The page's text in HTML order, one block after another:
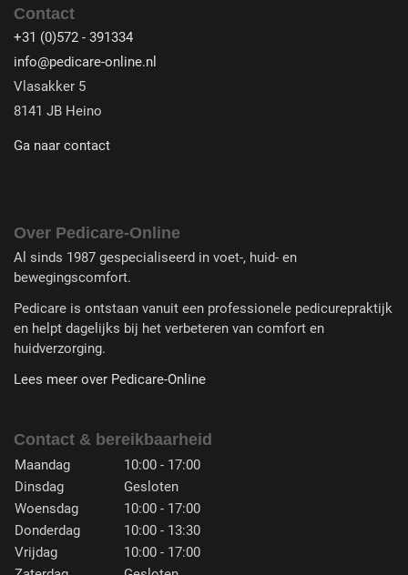
Contact
+31 (0)572 - 391334
info@pedicare-online.nl
Vlasakker 5
8141 JB Heino
Ga naar contact
Over Pedicare-Online
Al sinds 1987 gespecialiseerd in voet-, huid- en
bewegingscomfort.
Pedicare is ontstaan vanuit een professionele pedicurepraktijk
en helpt dagelijks bij het verbeteren van comfort en
huidverzorging.
Lees meer over Pedicare-Online
Contact & bereikbaarheid
Maandag
10:00 - 17:00
Dinsdag
Gesloten
Woensdag
10:00 - 17:00
Donderdag
10:00 - 13:30
Vrijdag
10:00 - 17:00